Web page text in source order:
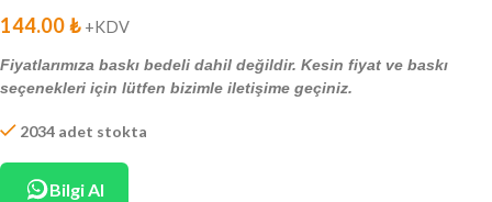
144.00₺ +KDV
Fiyatlarımıza baskı bedeli dahil değildir. Kesin fiyat ve baskı
seçenekleri için lütfen bizimle iletişime geçiniz.
2034 adet stokta
Bilgi Al